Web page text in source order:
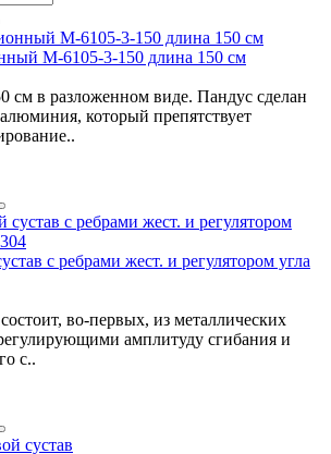
M-6105-3-150 длина 150 см
см в разложенном виде. Пандус сделан
который препятствует
с ребрами жест. и регулятором угла
во-первых, из металлических
амплитуду сгибания и
с..